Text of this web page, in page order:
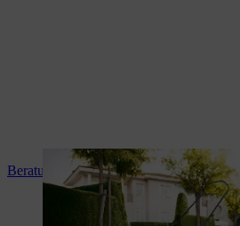
Beratung und Produkteinweisung